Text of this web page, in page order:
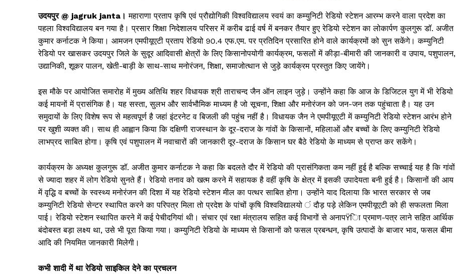
उदयपुर @ jagruk janta। महाराणा प्रताप कृषि एवं प्रौद्योगिकी विश्वविद्यालय स्वयं का कम्युनिटी रेडियो स्टेशन आरम्भ करने वाला प्रदेश का
पहला विश्वविद्यालय बन गया है। प्रसार शिक्षा निदेशालय परिसर में करीब ढाई वर्ष में बनकर तैयार हुए रेडियो स्टेशन का लोकार्पण कुलगुरू डॉ. अजीत
कुमार कर्नाटक ने किया। आमजन एमपीयूएटी प्रताप रेडियो 90.4 एफ.एम. पर प्रतिदिन प्रसारित होने वाले कार्यक्रमों को सुन सकेंगे। कम्युनिटी
रेडियो पर खासकर उदयपुर जिले के सुदूर आदिवासी क्षेत्रों के लिए किसानोपयोगी कार्यक्रम, फसलों में कीड़ा-बीमारी की जानकारी व उपाय, पशुपालन,
उद्यानिकी, शूकर पालन, खेती-बाड़ी के साथ-साथ मनोरंजन, शिक्षा, समाजोत्थान से जुड़े कार्यक्रम प्रस्तुत किए जायेंगे।
इस मौके पर आयोजित समारोह में मुख्य अतिथि शहर विधायक श्री ताराचन्द जैन ऑन लाइन जुड़े। उन्होंने कहा कि आज के डिजिटल युग में भी रेडियो
कई मायनों में प्रासंगिक है। यह सस्ता, सुलभ और सार्वभौमिक माध्यम है जो सूचना, शिक्षा और मनोरंजन को जन-जन तक पहुंचाता है। यह उन
समुदायों के लिए विशेष रूप से महत्वपूर्ण है जहां इंटरनेट व बिजली की पहुंच नहीं है। विधायक जैन ने एमपीयूएटी में कम्युनिटी रेडियो स्टेशन आरंभ होने
पर खुशी व्यक्त की। साथ ही आह्वान किया कि दक्षिणी राजस्थान के दूर-दराज के गांवों के किसानों, महिलाओं और बच्चों के लिए कम्युनिटी रेडियो
लाभप्रद साबित होगा। कृषि एवं पशुपालन में नवाचारों की जानकारी दूर-दराज के किसान घर बैठे रेडियो के माध्यम से प्राप्त कर सकेंगे।
कार्यक्रम के अध्यक्ष कुलगुरू डॉ. अजीत कुमार कर्नाटक ने कहा कि बदलते दौर में रेडियो की प्रासंगिकता कम नहीं हुई है बल्कि सच्चाई यह है कि गांवों
से ज्यादा शहर में लोग रेडियो सुनते हैं। रेडियो तनाव को खत्म करने में सहायक है वहीं कृषि के क्षेत्र में इसकी उपादेयता बनी हुई है। किसानों की आय
में वृद्धि व बच्चों के स्वस्थ्य मनोरंजन की दिशा में यह रेडियो स्टेशन मील का पत्थर साबित होगा। उन्होंने याद दिलाया कि भारत सरकार से जब
कम्युनिटी रेडियो सेन्टर स्थापित करने का परिपत्र मिला तो प्रदेश के पांचों कृषि विश्वविद्यालयो ं दौड़ पड़े लेकिन एमपीयूएटी को ही सफलता मिला
पाई। रेडियो स्टेशन स्थापित करने में कई पेचीदगियां थी। संचार एवं रक्षा मंत्रालय सहित कई विभागों से अनापŸिा प्रमाण-पत्र लाने सहित आर्थिक
बंदोबस्त बड़ा लक्ष्य था, उसे भी पूरा किया गया। कम्युनिटी रेडियो के माध्यम से किसानों को फसल प्रबन्धन, कृषि उत्पादों के बाजार भाव, फसल बीमा
आदि की नियमित जानकारी मिलेगी।
कभी शादी में था रेडियो साइकिल देने का प्रचलन